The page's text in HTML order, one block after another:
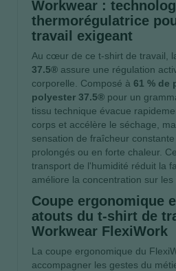
Workwear :
thermorégulatrice
travail exigeant
Au cœur de ce t-shirt de travail,
37.5® assure une régulation
corporelle. Composé à 61 % de
polyester 37.5® pour un
tissu technique évacue
corps et accélère le séchage,
sensation de fraîcheur
prolongés ou en forte chaleur.
transport de l'humidité réduit la
améliore la concentration sur les
Coupe ergonomique
atouts du t-shirt de
Workwear FlexiWork
La coupe ergonomique du
accompagner les gestes du